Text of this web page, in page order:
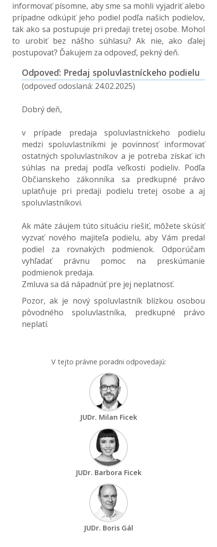
informovať písomne, aby sme sa mohli vyjadriť alebo
prípadne odkúpiť jeho podiel podľa našich podielov,
tak ako sa postupuje pri predaji tretej osobe. Mohol
to urobiť bez nášho súhlasu? Ak nie, ako ďalej
postupovať? Ďakujem za odpoveď, pekný deň.
Odpoveď: Predaj spoluvlastníckeho podielu
(odpoveď odoslaná: 24.02.2025)
Dobrý deň,
v prípade predaja spoluvlastníckeho podielu
medzi spoluvlastníkmi je povinnosť informovať
ostatných spoluvlastníkov a je potreba získať ich
súhlas na predaj podľa veľkosti podieliv. Podľa
Občianskeho zákonníka sa predkupné právo
uplatňuje pri predaji podielu tretej osobe a aj
spoluvlastníkovi.
Ak máte záujem túto situáciu riešiť, môžete skúsiť
vyzvať nového majiteľa podielu, aby Vám predal
podiel za rovnakých podmienok. Odporúčam
vyhľadať právnu pomoc na preskúmanie
podmienok predaja.
Zmluva sa dá nápadnúť pre jej neplatnosť.
Pozor, ak je nový spoluvlastník blízkou osobou
pôvodného spoluvlastníka, predkupné právo
neplatí.
V tejto právne poradni odpovedajú:
JUDr. Milan Ficek
JUDr. Barbora Ficek
JUDr. Boris Gál